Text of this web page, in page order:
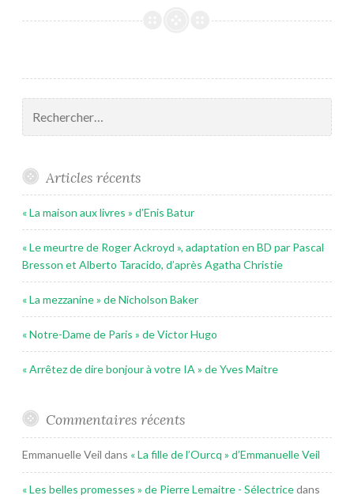
Articles récents
« La maison aux livres » d’Enis Batur
« Le meurtre de Roger Ackroyd », adaptation en BD par Pascal
Bresson et Alberto Taracido, d’après Agatha Christie
« La mezzanine » de Nicholson Baker
« Notre-Dame de Paris » de Victor Hugo
« Arrêtez de dire bonjour à votre IA » de Yves Maitre
Commentaires récents
Emmanuelle Veil dans « La fille de l’Ourcq » d’Emmanuelle Veil
« Les belles promesses » de Pierre Lemaitre - Sélectricedans